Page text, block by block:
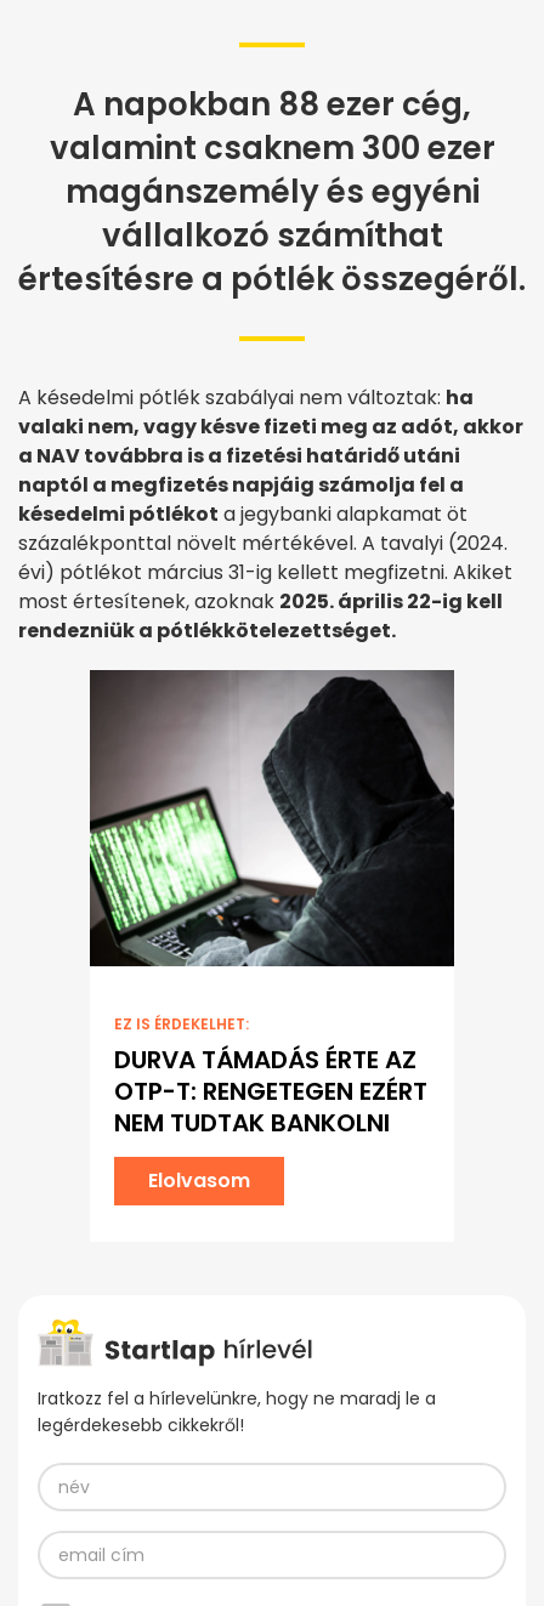
A napokban 88 ezer cég,
valamint csaknem 300 ezer
magánszemély és egyéni
vállalkozó számíthat
értesítésre a pótlék összegéről.
A késedelmi pótlék szabályai nem változtak: ha
valaki nem, vagy késve fizeti meg az adót, akkor
a NAV továbbra is a fizetési határidő utáni
naptól a megfizetés napjáig számolja fel a
késedelmi pótlékot a jegybanki alapkamat öt
százalékponttal növelt mértékével. A tavalyi (2024.
évi) pótlékot március 31-ig kellett megfizetni. Akiket
most értesítenek, azoknak 2025. április 22-ig kell
rendezniük a pótlékkötelezettséget.
EZ IS ÉRDEKELHET:
DURVA TÁMADÁS ÉRTE AZ
OTP-T: RENGETEGEN EZÉRT
NEM TUDTAK BANKOLNI
Elolvasom
Iratkozz fel a hírlevelünkre, hogy ne maradj le a
legérdekesebb cikkekről!